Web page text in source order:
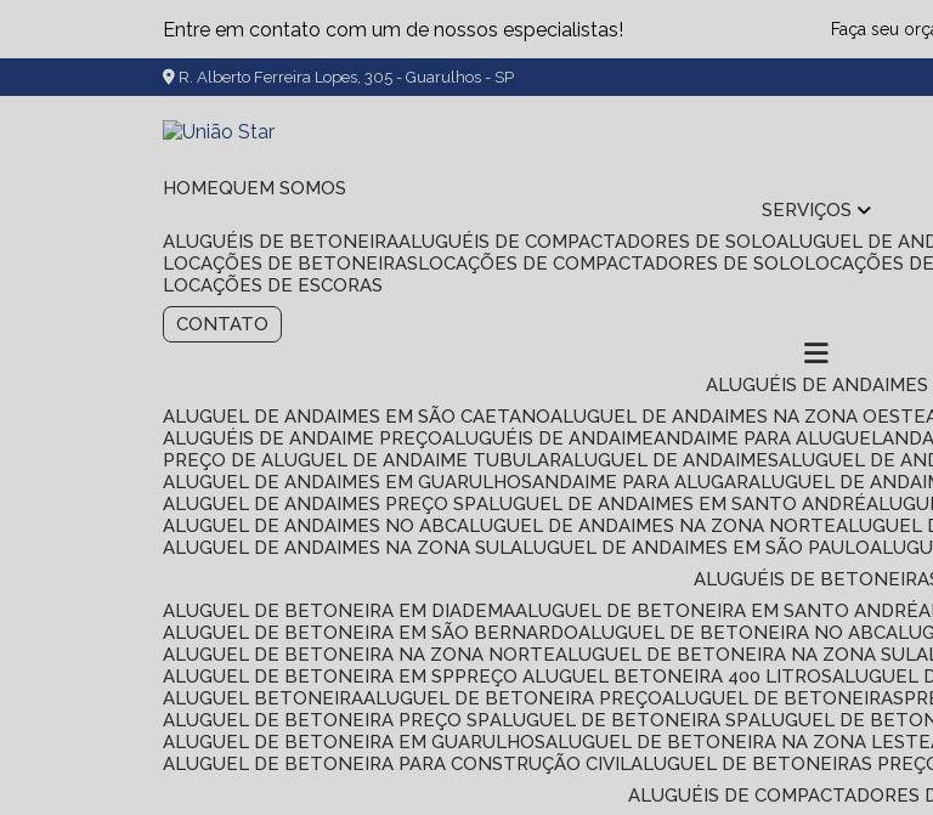
Entre em contato com um de nossos especialistas! Faça seu
R. Alberto Ferreira Lopes, 305 - Guarulhos - SP
HOME
QUEM SOMOS
SERVIÇOS
ALUGUÉIS DE BETONEIRA ALUGUÉIS DE COMPACTADORES DE SOLO ALUGUEL DE
LOCAÇÕES DE BETONEIRAS LOCAÇÕES DE COMPACTADORES DE SOLO LOCAÇÕES
LOCAÇÕES DE ESCORAS
CONTATO
ALUGUÉIS DE ANDAIMES
ALUGUEL DE ANDAIMES EM SÃO CAETANO ALUGUEL DE ANDAIMES NA ZONA OESTE
ALUGUÉIS DE ANDAIME PREÇO ALUGUÉIS DE ANDAIME ANDAIME PARA ALUGUEL
PREÇO DE ALUGUEL DE ANDAIME TUBULAR ALUGUEL DE ANDAIMES ALUGUEL DE
ALUGUEL DE ANDAIMES EM GUARULHOS ANDAIME PARA ALUGAR ALUGUEL DE
ALUGUEL DE ANDAIMES PREÇO SP ALUGUEL DE ANDAIMES EM SANTO ANDRÉ
ALUGUEL DE ANDAIMES NO ABC ALUGUEL DE ANDAIMES NA ZONA NORTE
ALUGUEL DE ANDAIMES NA ZONA SUL ALUGUEL DE ANDAIMES EM SÃO PAULO
ALUGUÉIS DE
ALUGUEL DE BETONEIRA EM DIADEMA ALUGUEL DE BETONEIRA EM SANTO ANDRÉ
ALUGUEL DE BETONEIRA EM SÃO BERNARDO ALUGUEL DE BETONEIRA NO ABC
ALUGUEL DE BETONEIRA NA ZONA NORTE ALUGUEL DE BETONEIRA NA ZONA SUL
ALUGUEL DE BETONEIRA EM SP
PREÇO ALUGUEL BETONEIRA 400 LITROS ALUGUEL
ALUGUEL BETONEIRA ALUGUEL DE BETONEIRA PREÇO ALUGUEL DE BETONEIRAS
ALUGUEL DE BETONEIRA PREÇO SP ALUGUEL DE BETONEIRA SP ALUGUEL DE
ALUGUEL DE BETONEIRA EM GUARULHOS ALUGUEL DE BETONEIRA NA ZONA LESTE
ALUGUEL DE BETONEIRA PARA CONSTRUÇÃO CIVIL ALUGUEL DE BETONEIRAS
ALUGUÉIS DE COMPACTADORES